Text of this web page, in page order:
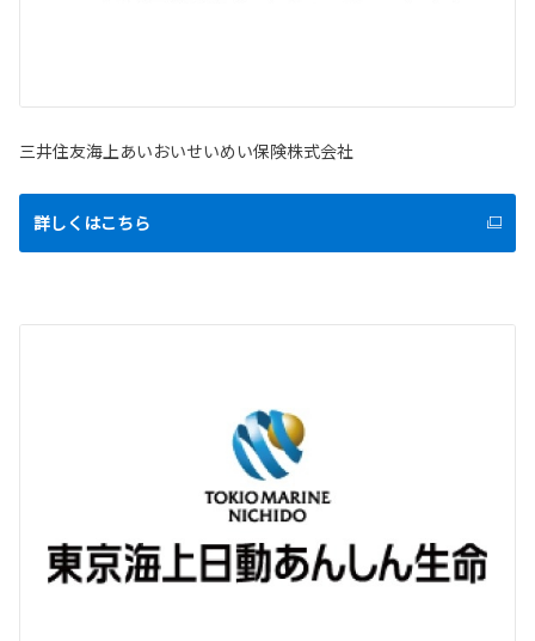
三井住友海上あいおいせいめい保険株式会社
詳しくはこちら